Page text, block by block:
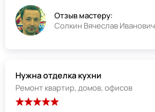
Отзыв мастеру:
Солкин Вячеслав Иванович
Нужна отделка кухни
Ремонт квартир, домов, офисов